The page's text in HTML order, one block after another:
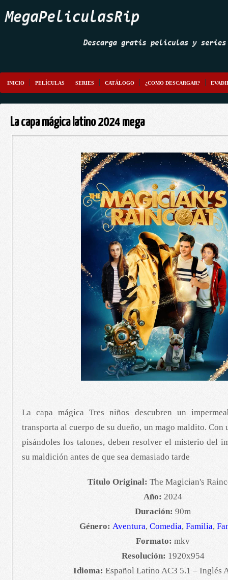
INICIO PELÍCULAS SERIES CATÁLOGO ¿COMO DESCARGAR?
La capa mágica latino 2024 mega
La capa mágica Tres niños descubren un
transporta al cuerpo de su dueño, un mago maldito. Con
pisándoles los talones, deben resolver el misterio del
su maldición antes de que sea demasiado tarde
Titulo Original: The Magician's
Año: 2024
Duración: 90m
Género: Aventura, Comedia, Familia,
Formato: mkv
Resolución: 1920x954
Idioma: Español Latino AC3 5.1 – Inglés